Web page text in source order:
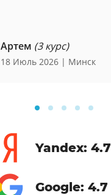
Артем (3 курс)
18 Июль 2026 | Минск
Yandex: 4.7
Google: 4.7